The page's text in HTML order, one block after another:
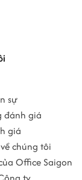
sự
đánh giá
giá
chúng tôi
Office Saigon